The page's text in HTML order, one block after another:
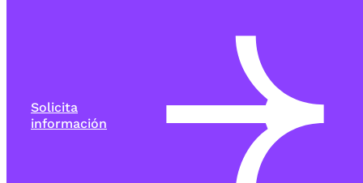
Solicita
información